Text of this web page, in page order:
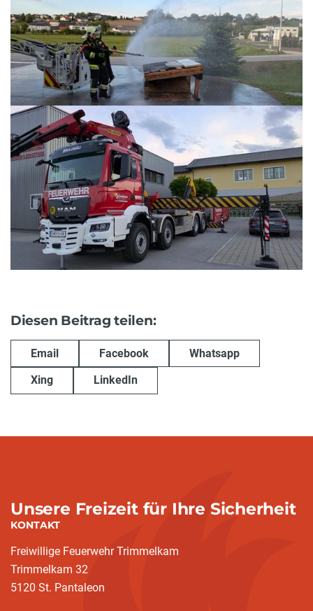
Diesen Beitrag teilen:
Email Facebook Whatsapp
Xing LinkedIn
Unsere Freizeit für Ihre Sicherheit
KONTAKT
Freiwillige Feuerwehr Trimmelkam
Trimmelkam 32
5120 St. Pantaleon